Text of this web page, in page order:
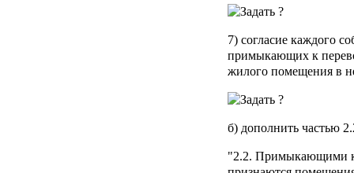
7) согласие каждого
примыкающих к
жилого помещения в
б) дополнить частью
"2.2. Примыкающими